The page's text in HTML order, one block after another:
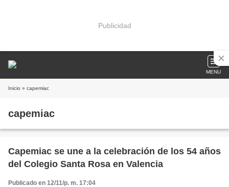
Publicidad
MENU
Inicio » capemiac
capemiac
Capemiac se une a la celebración de los 54 años
del Colegio Santa Rosa en Valencia
Publicado en 12/11/p. m. 17:04